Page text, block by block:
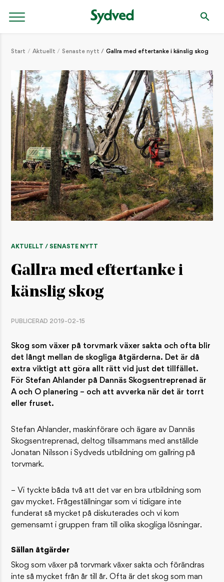
Start Aktuellt Senaste nytt Gallra med eftertanke i känslig skog
AKTUELLT / SENASTE NYTT
Gallra med eftertanke i
känslig skog
PUBLICERAD 2019-02-15
Skog som växer på torvmark växer sakta och ofta blir
det långt mellan de skogliga åtgärderna. Det är då
extra viktigt att göra allt rätt vid just det tillfället.
För Stefan Ahlander på Dannäs Skogsentreprenad är
A och O planering – och att avverka när det är torrt
eller fruset.
​Stefan Ahlander, maskinförare och ägare av Dannäs
Skogs­entreprenad, deltog tillsammans med anställde
Jonatan Nilsson i Sydveds utbildning om gallring på
torvmark.
– Vi tyckte båda två att det var en bra utbildning som
gav mycket. Frågeställningar som vi tidigare inte
funderat så mycket på diskuterades och vi kom
gemensamt i gruppen fram till olika skogliga lösningar.
Sällan åtgärder
Skog som växer på torvmark växer sakta och förändras
inte så mycket från år till år. Ofta är det skog som man